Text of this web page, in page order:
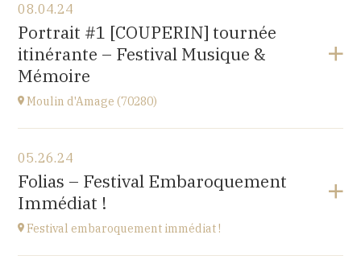
Cuse-et-Adrisans
(25680)
at15H
08.04.24
Portrait #1 [COUPERIN] tournée
itinérante – Festival Musique &
Mémoire
Moulin d'Amage (70280)
chemin du Moulin
70280 AMAGE
at15H
05.26.24
Folias – Festival Embaroquement
Immédiat !
Festival embaroquement immédiat !